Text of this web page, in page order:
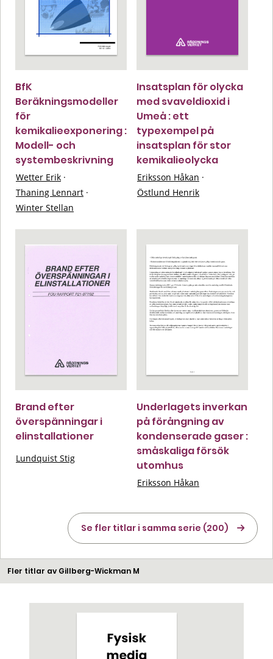
BfK
Beräkningsmodeller
för
kemikalieexponering :
Modell- och
systembeskrivning
Wetter Erik ·
Thaning Lennart ·
Winter Stellan
Insatsplan för olycka
med svaveldioxid i
Umeå : ett
typexempel på
insatsplan för stor
kemikalieolycka
Eriksson Håkan ·
Östlund Henrik
Brand efter
överspänningar i
elinstallationer
Lundquist Stig
Underlagets inverkan
på förångning av
kondenserade gaser :
småskaliga försök
utomhus
Eriksson Håkan
Se fler titlar i samma serie (200)
Fler titlar av Gillberg-Wickman M